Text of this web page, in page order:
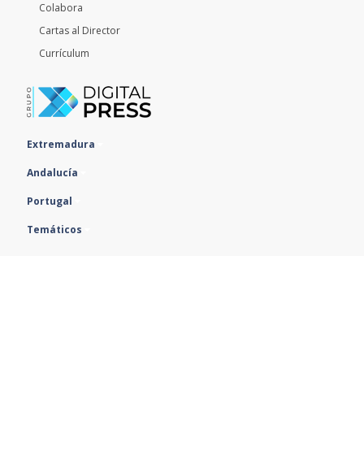
Colabora
Cartas al Director
Currículum
Extremadura
Andalucía
Portugal
Temáticos